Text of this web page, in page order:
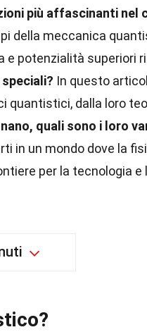
più affascinanti nel
della meccanica
e potenzialità superiori
In questo
dalla loro
quali sono i loro
in un mondo dove la
per la tecnologia e